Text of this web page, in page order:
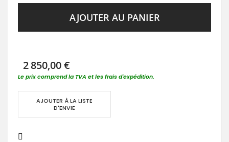
AJOUTER AU PANIER
2 850,00 €
Le prix comprend la TVA et les frais d'expédition.
AJOUTER À LA LISTE
D'ENVIE